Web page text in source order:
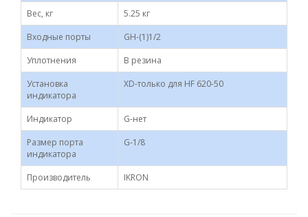
Вес, кг
5.25 кг
Входные порты
GH-(1)1/2
Уплотнения
B резина
Установка
индикатора
XD-только для HF 620-50
Индикатор
G-нет
Размер порта
индикатора
G-1/8
Производитель IKRON